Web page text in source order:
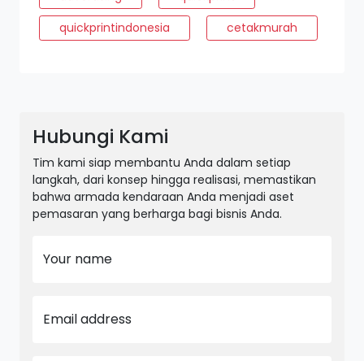
quickprintindonesia
cetakmurah
Hubungi Kami
Tim kami siap membantu Anda dalam setiap
langkah, dari konsep hingga realisasi, memastikan
bahwa armada kendaraan Anda menjadi aset
pemasaran yang berharga bagi bisnis Anda.
Your name
Email address